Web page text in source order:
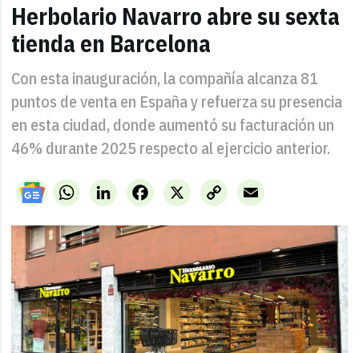
Herbolario Navarro abre su sexta
tienda en Barcelona
Con esta inauguración, la compañía alcanza 81
puntos de venta en España y refuerza su presencia
en esta ciudad, donde aumentó su facturación un
46% durante 2025 respecto al ejercicio anterior.
WhatsAppLinkedIn X
Facebook
Copy
Link
Email